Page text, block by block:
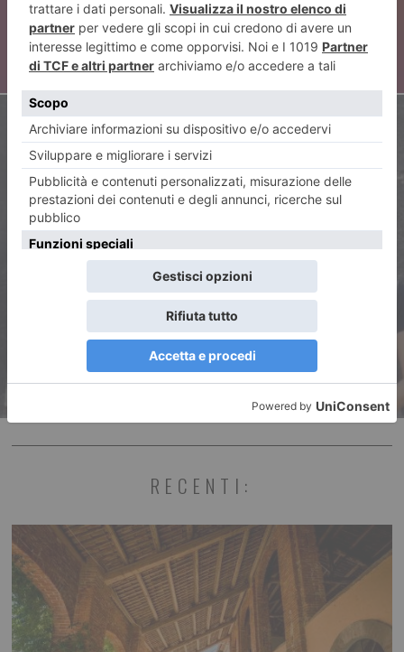
ARTICOLO SUCCESSIVO
Debutta al Gobetti per la
Stagione del Teatro Stabile
“Anna dei Miracoli”
RECENTI: